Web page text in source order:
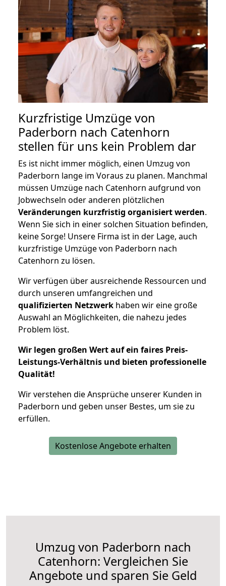
Kurzfristige Umzüge von
Paderborn nach Catenhorn
stellen für uns kein Problem dar
Es ist nicht immer möglich, einen Umzug von
Paderborn lange im Voraus zu planen. Manchmal
müssen Umzüge nach Catenhorn aufgrund von
Jobwechseln oder anderen plötzlichen
Veränderungen kurzfristig organisiert werden.
Wenn Sie sich in einer solchen Situation befinden,
keine Sorge! Unsere Firma ist in der Lage, auch
kurzfristige Umzüge von Paderborn nach
Catenhorn zu lösen.
Wir verfügen über ausreichende Ressourcen und
durch unseren umfangreichen und
qualifizierten Netzwerk haben wir eine große
Auswahl an Möglichkeiten, die nahezu jedes
Problem löst.
Wir legen großen Wert auf ein faires Preis-
Leistungs-Verhältnis und bieten professionelle
Qualität!
Wir verstehen die Ansprüche unserer Kunden in
Paderborn und geben unser Bestes, um sie zu
erfüllen.
Kostenlose Angebote erhalten
Umzug von Paderborn nach
Catenhorn: Vergleichen Sie
Angebote und sparen Sie Geld